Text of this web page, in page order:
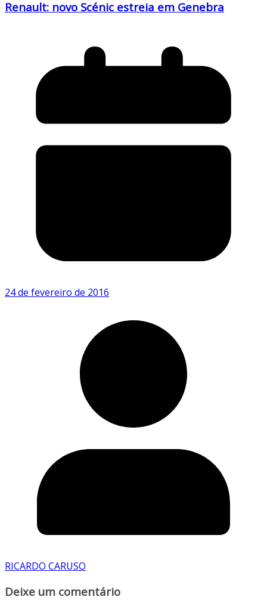
Renault: novo Scénic estreia em Genebra
24 de fevereiro de 2016
RICARDO CARUSO
Deixe um comentário